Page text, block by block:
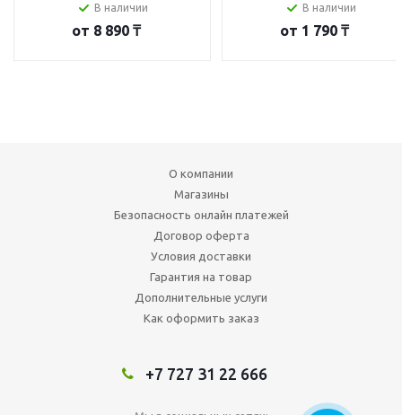
В наличии
от 8 890 ₸
В наличии
от 1 790 ₸
О компании
Магазины
Безопасность онлайн платежей
Договор оферта
Условия доставки
Гарантия на товар
Дополнительные услуги
Как оформить заказ
+7 727 31 22 666